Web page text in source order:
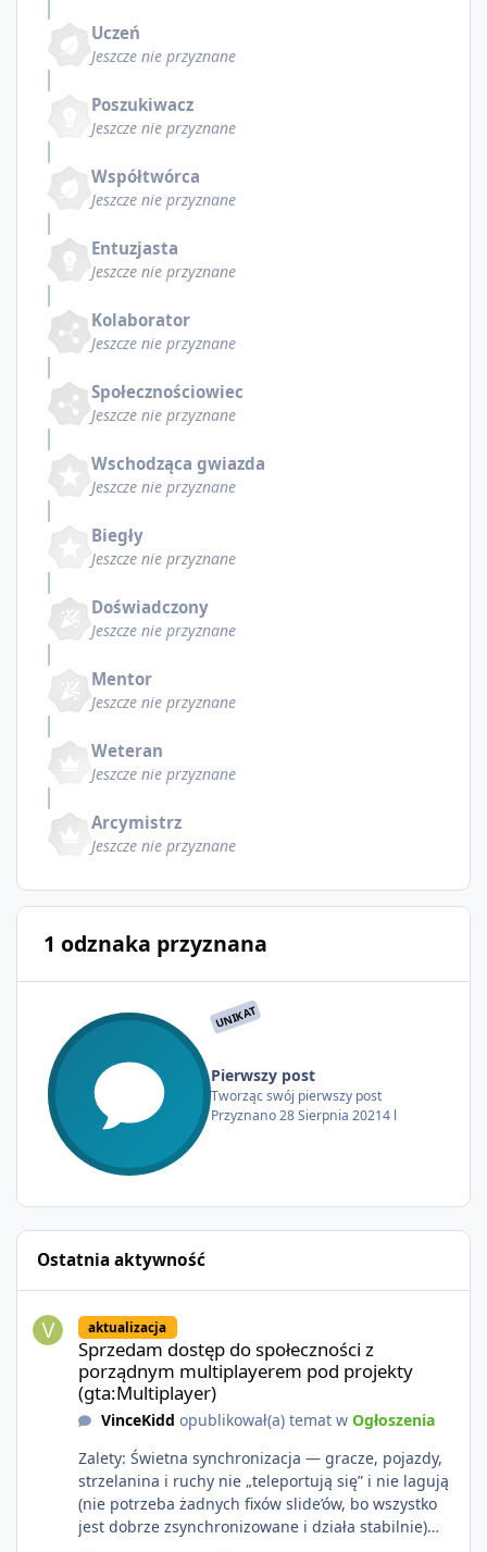
Uczeń
Jeszcze nie przyznane
Poszukiwacz
Jeszcze nie przyznane
Współtwórca
Jeszcze nie przyznane
Entuzjasta
Jeszcze nie przyznane
Kolaborator
Jeszcze nie przyznane
Społecznościowiec
Jeszcze nie przyznane
Wschodząca gwiazda
Jeszcze nie przyznane
Biegły
Jeszcze nie przyznane
Doświadczony
Jeszcze nie przyznane
Mentor
Jeszcze nie przyznane
Weteran
Jeszcze nie przyznane
Arcymistrz
Jeszcze nie przyznane
1 odznaka przyznana
UNIKAT
Pierwszy post
Tworząc swój pierwszy post
Przyznano28 Sierpnia 20214 l
Ostatnia aktywność
aktualizacja
Sprzedam dostęp do społeczności z
porządnym multiplayerem pod projekty
(gta:Multiplayer)
VinceKidd opublikował(a) temat w Ogłoszenia
Zalety: Świetna synchronizacja — gracze, pojazdy,
strzelanina i ruchy nie „teleportują się” i nie lagują
(nie potrzeba żadnych fixów slide’ów, bo wszystko
jest dobrze zsynchronizowane i działa stabilnie)